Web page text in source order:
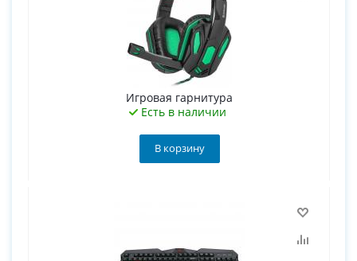
Игровая гарнитура
Есть в наличии
В корзину